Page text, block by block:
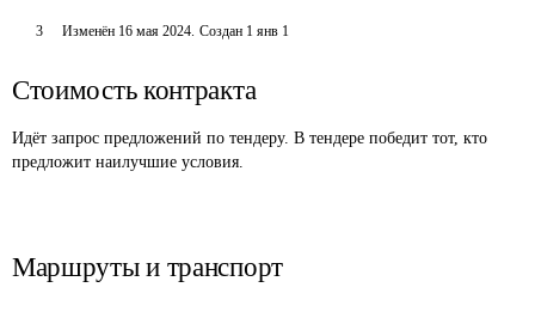
3 Изменён 16 мая 2024. Создан 1 янв 1
Стоимость контракта
Идёт запрос предложений по тендеру. В тендере победит тот, кто
предложит наилучшие условия.
Маршруты и транспорт